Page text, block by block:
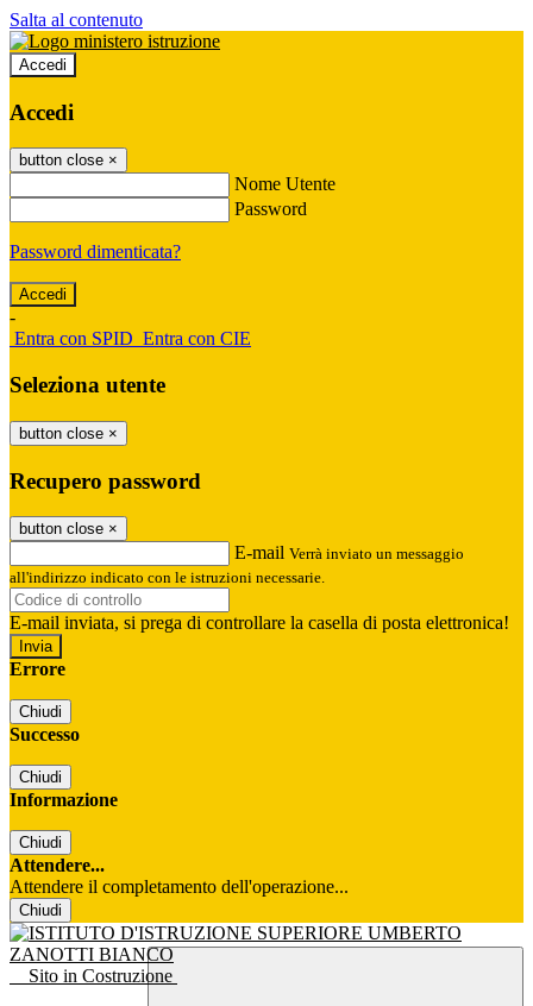
Salta al contenuto
Accedi
Accedi
button close ×
Nome Utente
Password
Password dimenticata?
-
Entra con SPID Entra con CIE
Seleziona utente
button close ×
Recupero password
button close ×
E-mail Verrà inviato un messaggio
all'indirizzo indicato con le istruzioni necessarie.
E-mail inviata, si prega di controllare la casella di posta elettronica!
Errore
Chiudi
Successo
Chiudi
Informazione
Chiudi
Attendere...
Attendere il completamento dell'operazione...
Chiudi
Sito in Costruzione